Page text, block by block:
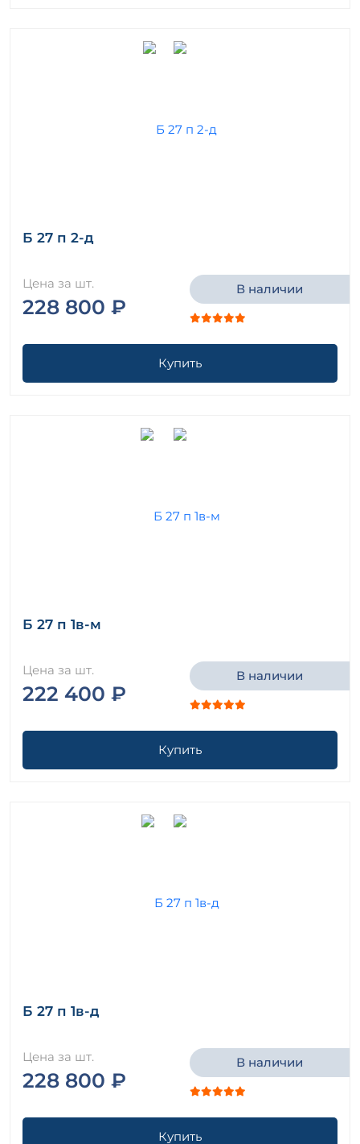
Б 27 п 2-д
Цена за шт.
228 800 ₽
В наличии
Купить
Б 27 п 1в-м
Цена за шт.
222 400 ₽
В наличии
Купить
Б 27 п 1в-д
Цена за шт.
228 800 ₽
В наличии
Купить